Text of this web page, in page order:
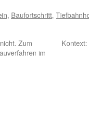
, Baufortschritt,
Zum
im